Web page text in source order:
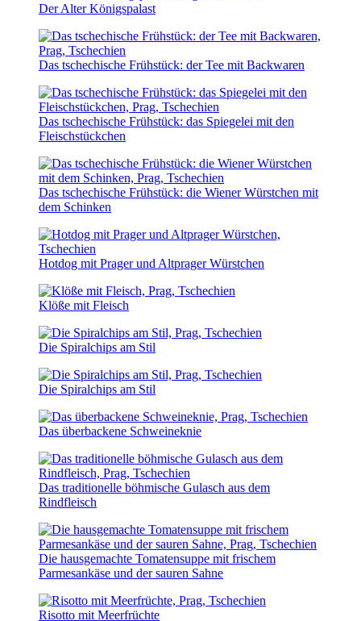
Der Alter Königspalast
Das tschechische Frühstück: der Tee mit Backwaren
Das tschechische Frühstück: das Spiegelei mit den
Fleischstückchen
Das tschechische Frühstück: die Wiener Würstchen mit
dem Schinken
Hotdog mit Prager und Altprager Würstchen
Klöße mit Fleisch
Die Spiralchips am Stil
Die Spiralchips am Stil
Das überbackene Schweineknie
Das traditionelle böhmische Gulasch aus dem
Rindfleisch
Die hausgemachte Tomatensuppe mit frischem
Parmesankäse und der sauren Sahne
Risotto mit Meerfrüchte